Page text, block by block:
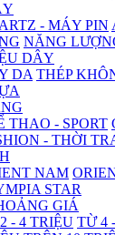
- MÁY PIN
NĂNG
DÂY
DA THÉP
THAO - SPORT
- THỜI
NAM
STAR
GIÁ
- 4 TRIỆU TỪ 4